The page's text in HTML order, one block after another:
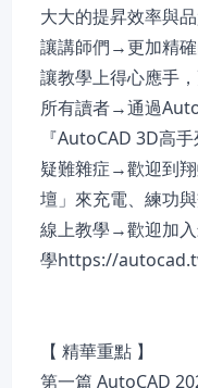
大大的提昇效率與
讓講師們→更加精確
讓教學上得心應手
所有讀者→通過
『AutoCAD 3D高手
疑難雜症→歡迎到
壇」來充電、練功
線上教學→歡迎加
學https://
【 精華重點 】
第一篇 AutoCAD